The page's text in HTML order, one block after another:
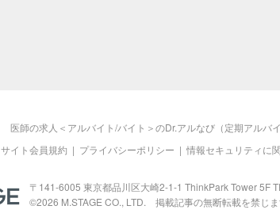
医師の求人＜アルバイト/バイト＞のDr.アルなび（定期アルバ
サイト会員規約 | プライバシーポリシー | 情報セキュリティに
M.STAGE
〒141-6005 東京都品川区大崎2-1-1 ThinkPark Tower 5F
©2026 M.STAGE CO., LTD. 掲載記事の無断転載を禁じま